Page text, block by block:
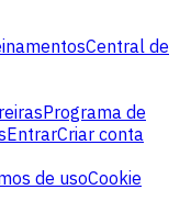
Central de
Programa de
EntrarCriar conta
de usoCookie